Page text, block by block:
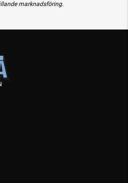
marknadsföring.